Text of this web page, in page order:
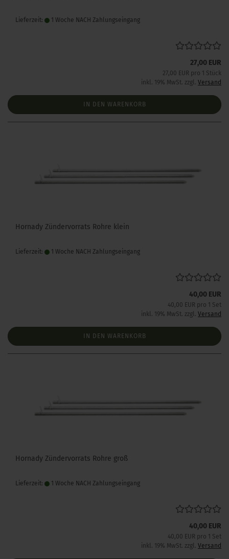
Lieferzeit: 1 Woche NACH Zahlungseingang
27,00 EUR
27,00 EUR pro 1 Stück
inkl. 19% MwSt. zzgl. Versand
IN DEN WARENKORB
Hornady Zündervorrats Rohre klein
Lieferzeit: 1 Woche NACH Zahlungseingang
40,00 EUR
40,00 EUR pro 1 Set
inkl. 19% MwSt. zzgl. Versand
IN DEN WARENKORB
Hornady Zündervorrats Rohre groß
Lieferzeit: 1 Woche NACH Zahlungseingang
40,00 EUR
40,00 EUR pro 1 Set
inkl. 19% MwSt. zzgl. Versand